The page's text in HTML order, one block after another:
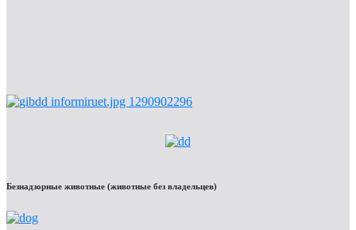
Безнадзорные животные (животные без владельцев)